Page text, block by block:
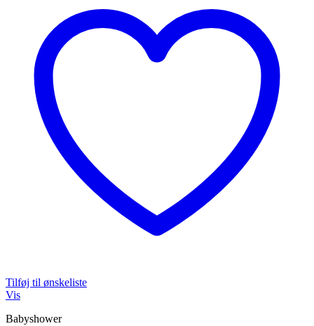
Tilføj til ønskeliste
Vis
Babyshower